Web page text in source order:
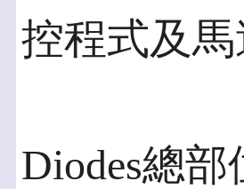
控程式及
Diodes總